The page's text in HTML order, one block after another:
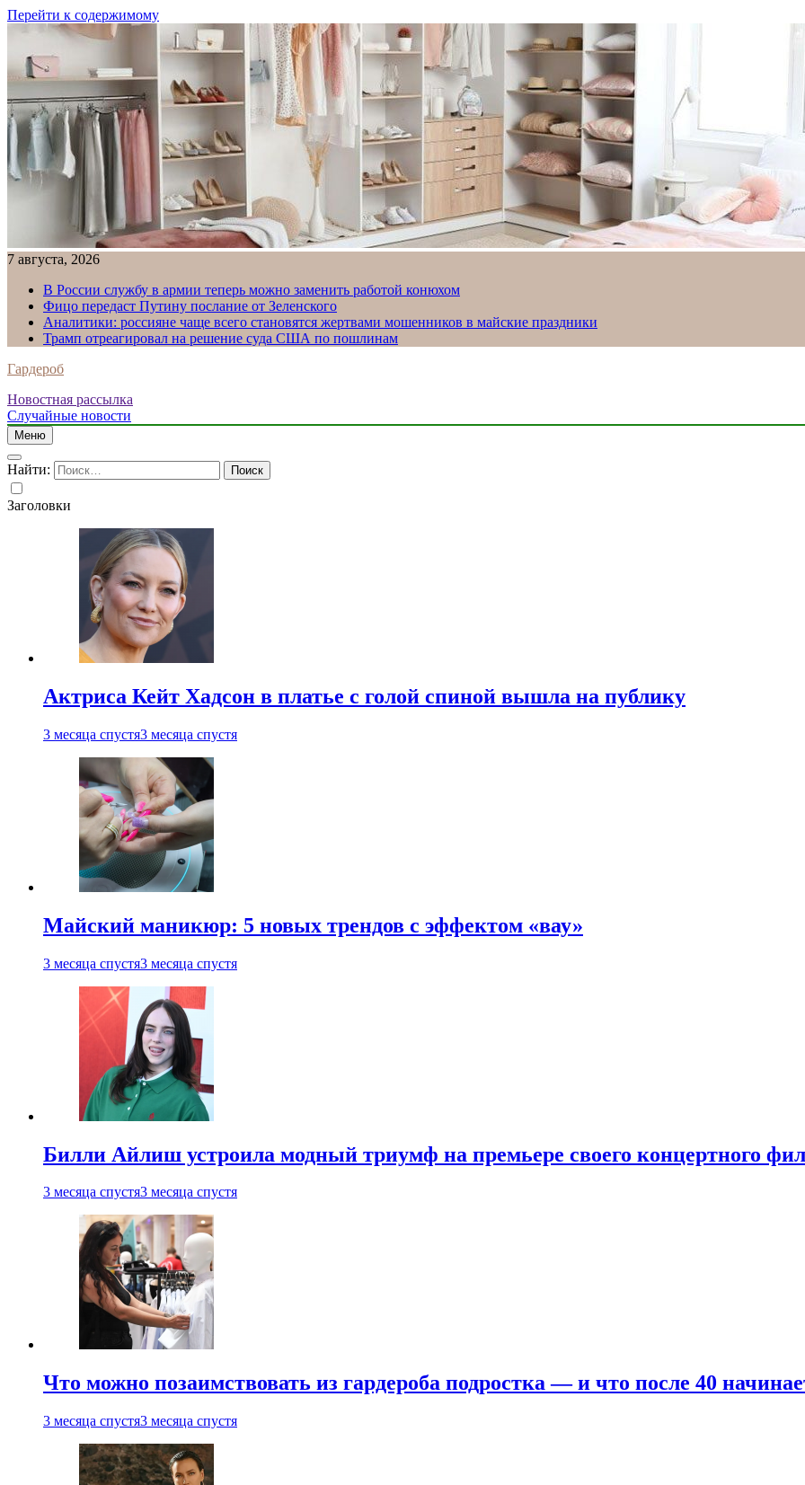
Перейти к содержимому
7 августа, 2026
В России службу в армии теперь можно заменить работой конюхом
Фицо передаст Путину послание от Зеленского
Аналитики: россияне чаще всего становятся жертвами мошенников в майские праздники
Трамп отреагировал на решение суда США по пошлинам
Гардероб
Новостная рассылка
Случайные новости
Меню
Найти:
Заголовки
Актриса Кейт Хадсон в платье с голой спиной вышла на публику
3 месяца спустя3 месяца спустя
Майский маникюр: 5 новых трендов с эффектом «вау»
3 месяца спустя3 месяца спустя
Билли Айлиш устроила модный триумф на премьере своего концертного
3 месяца спустя3 месяца спустя
Что можно позаимствовать из гардероба подростка — и что после 40
3 месяца спустя3 месяца спустя